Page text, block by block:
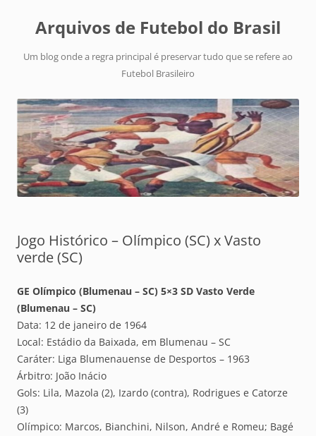
Arquivos de Futebol do Brasil
Um blog onde a regra principal é preservar tudo que se refere ao
Futebol Brasileiro
Jogo Histórico – Olímpico (SC) x Vasto
verde (SC)
GE Olímpico (Blumenau – SC) 5×3 SD Vasto Verde
(Blumenau – SC)
Data: 12 de janeiro de 1964
Local: Estádio da Baixada, em Blumenau – SC
Caráter: Liga Blumenauense de Desportos – 1963
Árbitro: João Inácio
Gols: Lila, Mazola (2), Izardo (contra), Rodrigues e Catorze
(3)
Olímpico: Marcos, Bianchini, Nilson, André e Romeu; Bagé